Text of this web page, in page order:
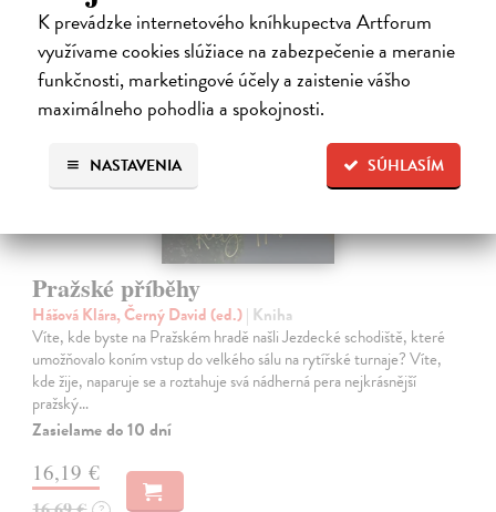
K prevádzke internetového kníhkupectva Artforum
využívame cookies slúžiace na zabezpečenie a meranie
funkčnosti, marketingové účely a zaistenie vášho
maximálneho pohodlia a spokojnosti.
SÚHLASÍM
NASTAVENIA
Pražské příběhy
Hášová Klára, Černý David (ed.)| Kniha
Víte, kde byste na Pražském hradě našli Jezdecké schodiště, které
umožňovalo koním vstup do velkého sálu na rytířské turnaje? Víte,
kde žije, naparuje se a roztahuje svá nádherná pera nejkrásnější
pražský…
Zasielame do 10 dní
16,19 €